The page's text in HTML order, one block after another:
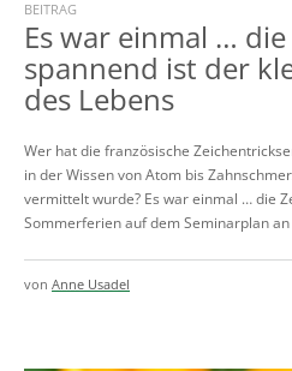
BEITRAG
Es war einmal … die
spannend ist der
des Lebens
Wer hat die französische
in der Wissen von Atom bis
vermittelt wurde? Es war einmal … die
Sommerferien auf dem Seminarplan
von Anne Usadel